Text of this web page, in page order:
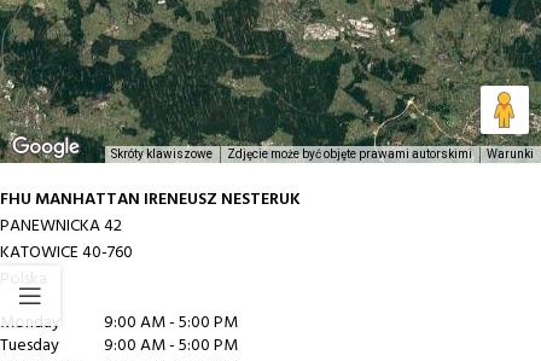
Skróty klawiszowe Zdjęcie może być objęte prawami autorskimi Warunki
FHU MANHATTAN IRENEUSZ NESTERUK
PANEWNICKA 42
KATOWICE40-760
Polska
Monday
9:00 AM - 5:00 PM
Tuesday
9:00 AM - 5:00 PM